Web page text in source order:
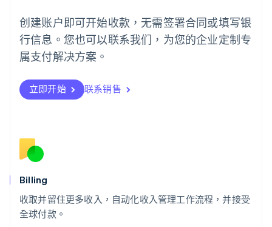
创建账户即可开始收款，无需签署合同或填写银
行信息。您也可以联系我们，为您的企业定制专
属支付解决方案。
立即开始 联系销售
Billing
收取并留住更多收入，自动化收入管理工作流程，并接受
全球付款。
葡萄牙
Português English
日本
日本語English
瑞典
瑞士
DeutschFrançais
English
斯洛文尼亚
泰国
ไทยEnglish
希腊
English